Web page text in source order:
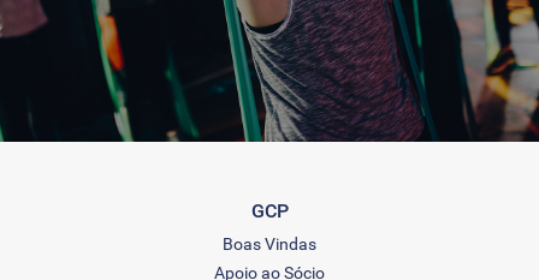
GCP
Boas Vindas
Apoio ao Sócio